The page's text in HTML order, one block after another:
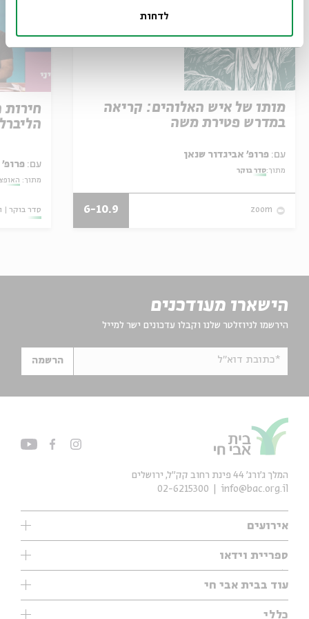
לדחות
מותו של איש האלוהים: קריאה
במדרש פטירת משה
עם:
מתוך:סדר בוקר
zoom
6-10.9
עם: פרופ'
מתוך:
סדר בוקר
הישארו מעודכנים
הירשמו לניוזלטר שלנו וקבלו עדכונים ישר למייל
*כתובת דוא"ל הרשמה
אירועים
עיון
אנגלית
נוער
ספריית וידאו
ילדים
מוזיקה
עיון
עוד בבית אבי חי
תערוכות
כללי
המלך ג'ורג' 44 פינת רחוב קק״ל, ירושלים
info@bac.org.il
02-6215300